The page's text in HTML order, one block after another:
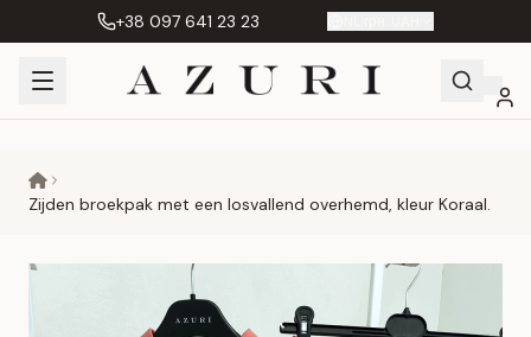
+38 097 641 23 23
Zijden broekpak met een losvallend overhemd, kleur Koraal.